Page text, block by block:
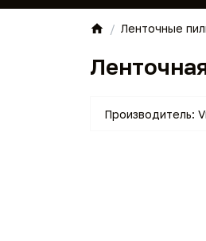
Ленточные
Производитель: